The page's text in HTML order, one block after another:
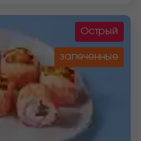
Острый
запеченные